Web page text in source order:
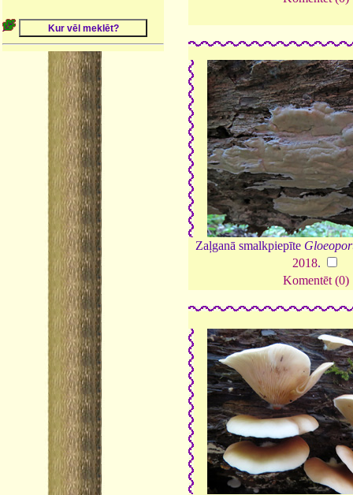
Zaļganā smalkpiepīte
2018.
Komentēt (0)